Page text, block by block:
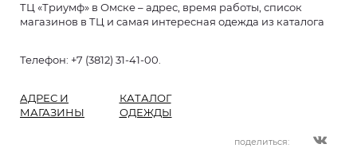
ТЦ «Триумф» в Омске – адрес, время работы, список
магазинов в ТЦ и самая интересная одежда из каталога
Телефон: +7 (3812) 31-41-00.
АДРЕС И
МАГАЗИНЫ
КАТАЛОГ
ОДЕЖДЫ
поделиться: